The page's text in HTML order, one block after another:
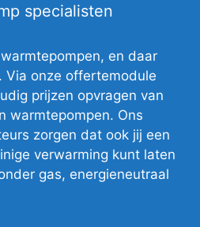
specialisten
en daar
Via onze offertemodule
prijzen opvragen van
warmtepompen. Ons
zorgen dat ook jij een
verwarming kunt laten
gas, energieneutraal